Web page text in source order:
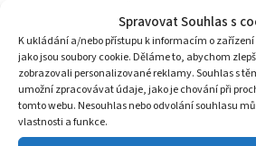
Spravovat Souhlas s
K ukládání a/nebo přístupu k informacím o
jako jsou soubory cookie. Děláme to, abychom
zobrazovali personalizované reklamy. Souhlas s
umožní zpracovávat údaje, jako je chování při
tomto webu. Nesouhlas nebo odvolání souhlasu
vlastnosti a funkce.